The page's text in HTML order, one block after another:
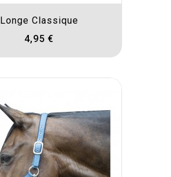
Longe Classique
4,95 €